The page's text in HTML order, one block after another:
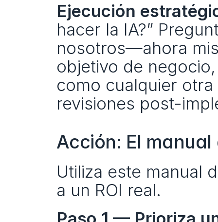
Ejecución
hacer la IA?”
nosotros—ahora
objetivo de
como cualquier
revisiones post-
Acción: El
Utiliza este manual
a un ROI real.